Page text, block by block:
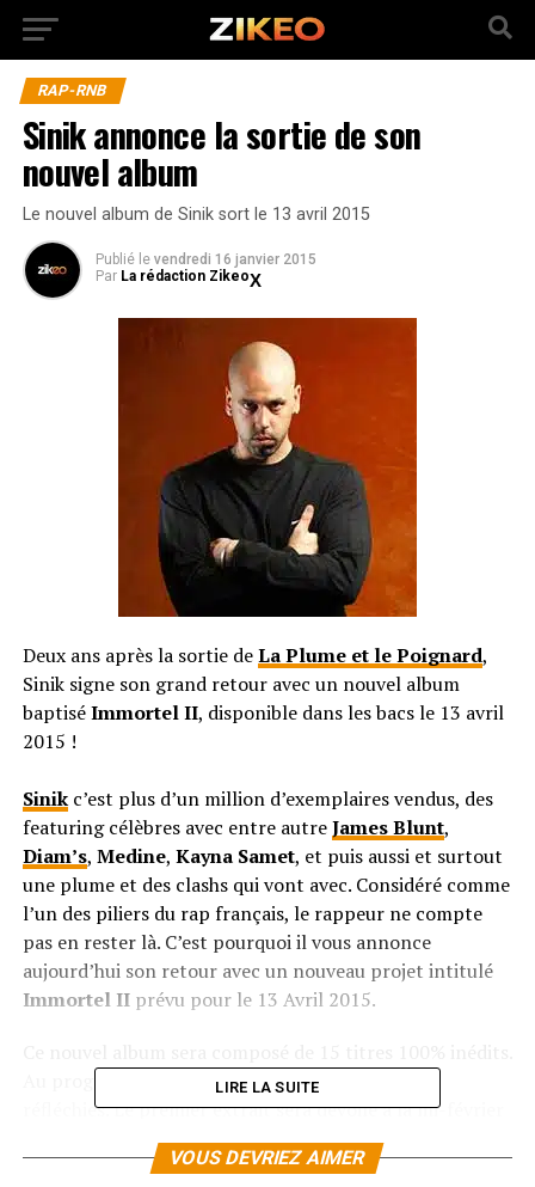
RAP-RNB
Sinik annonce la sortie de son
nouvel album
Le nouvel album de Sinik sort le 13 avril 2015
Publié le vendredi 16 janvier 2015
Par La rédaction Zikeo
Deux ans après la sortie deLa Plume et le Poignard,
Sinik signe son grand retour avec un nouvel album
baptiséImmortel II, disponible dans les bacs le 13 avril
2015 !
Sinikc’est plus d’un million d’exemplaires vendus, des
featuring célèbres avec entre autreJames Blunt,
Diam’s, Medine, Kayna Samet, et puis aussi et surtout
une plume et des clashs qui vont avec. Considéré comme
l’un des piliers du rap français, le rappeur ne compte
pas en rester là. C’est pourquoi il vous annonce
aujourd’hui son retour avec un nouveau projet intitulé
Immortel IIprévu pour le 13 Avril 2015.
Au programme, des textes sombres et des rimes
réfléchies. Le premier extrait sera dévoilé à la mi-février
alors soyez au rendez-vous. L’assassin va encore
frapper !
LIRE LA SUITE
VOUS DEVRIEZ AIMER